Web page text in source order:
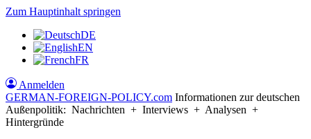
Zum Hauptinhalt springen
DE
EN
FR
Anmelden
GERMAN-FOREIGN-POLICY.com Informationen zur deutschen
Außenpolitik: Nachrichten + Interviews + Analysen +
Hintergründe